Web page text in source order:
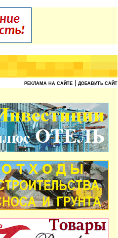
РЕКЛАМА НА САЙТЕ ДОБАВИТЬ САЙТ